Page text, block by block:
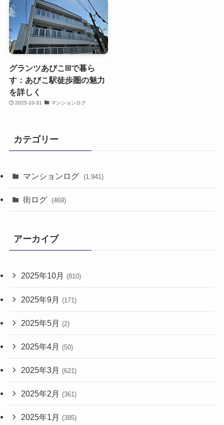
グランツあびこIIIで暮ら
す：あびこ駅徒歩圏の魅力
を詳しく
2025-10-31 マンションログ
カテゴリー
マンションログ (1,941)
街ログ (469)
アーカイブ
2025年10月 (810)
2025年9月 (171)
2025年5月 (2)
2025年4月 (50)
2025年3月 (621)
2025年2月 (361)
2025年1月 (385)